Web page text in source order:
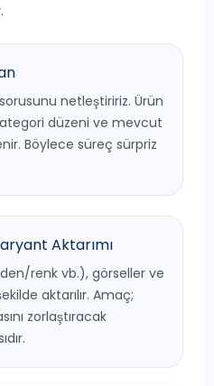
netleştiririz. Ürün
kategori düzeni ve mevcut
Böylece süreç sürpriz
Aktarımı
renk vb.), görseller ve
aktarılır. Amaç;
zorlaştıracak